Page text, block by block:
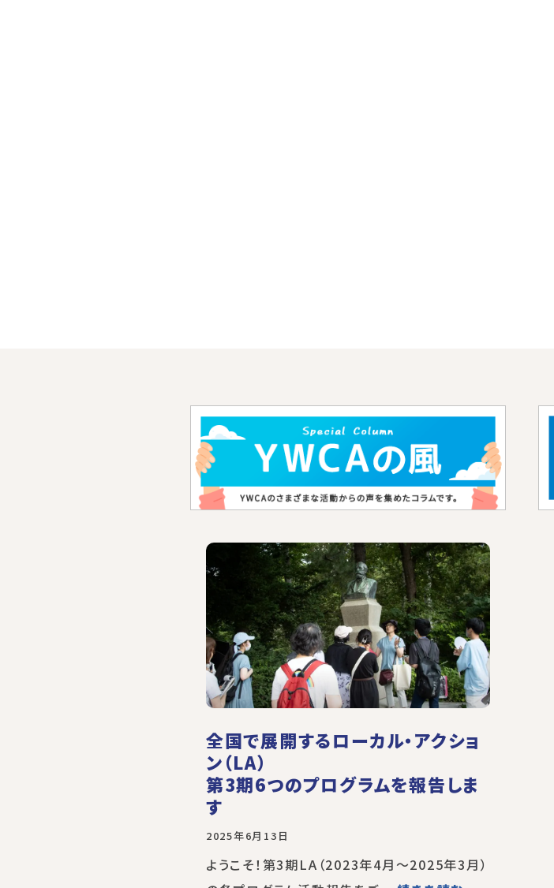
全国で展開するローカル・アクショ
ン（LA）
第3期6つのプログラムを報告しま
す
2025年6月13日
ようこそ！第3期LA（2023年4月～2025年3月）